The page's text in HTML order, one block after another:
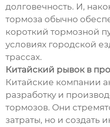
долговечность. И,
тормоза обычно
короткий тормозной
условиях городской
трассах.
Китайский рывок в
Китайские компании
разработку и
тормозов. Они
затраты, но и создать